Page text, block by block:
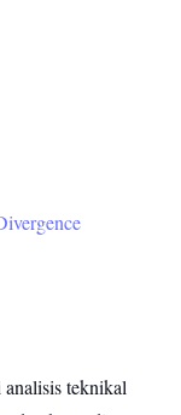
analisis teknikal